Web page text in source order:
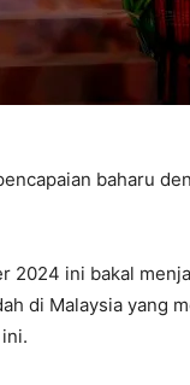
baharu
2024 ini bakal
di Malaysia yang